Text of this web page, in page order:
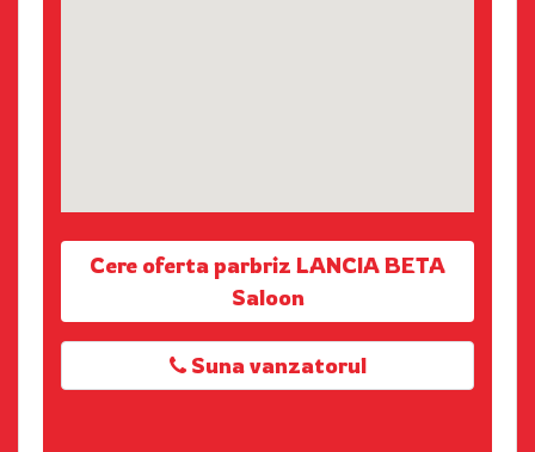
Cere oferta parbriz LANCIA BETA
Saloon
Suna vanzatorul